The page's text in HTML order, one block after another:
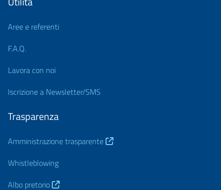
Aree e referenti
F.A.Q.
Lavora con noi
Iscrizione a Newsletter/SMS
Trasparenza
Amministrazione trasparente
Whistleblowing
Albo pretorio